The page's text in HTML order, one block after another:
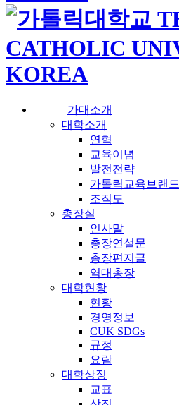
가대소개
대학소개
연혁
교육이념
발전전략
가톨릭교육브랜드
조직도
총장실
인사말
총장연설문
총장편지글
역대총장
대학현황
현황
경영정보
CUK SDGs
규정
요람
대학상징
교표